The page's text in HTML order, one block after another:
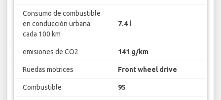
Consumo de combustible
en conducción urbana
cada 100 km
7.4 l
emisiones de CO2 141 g/km
Ruedas motrices Front wheel drive
Combustible 95